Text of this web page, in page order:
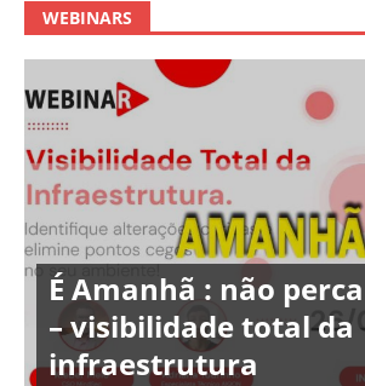
WEBINARS
É Amanhã : não
– visibilidade total da
infraestrutura